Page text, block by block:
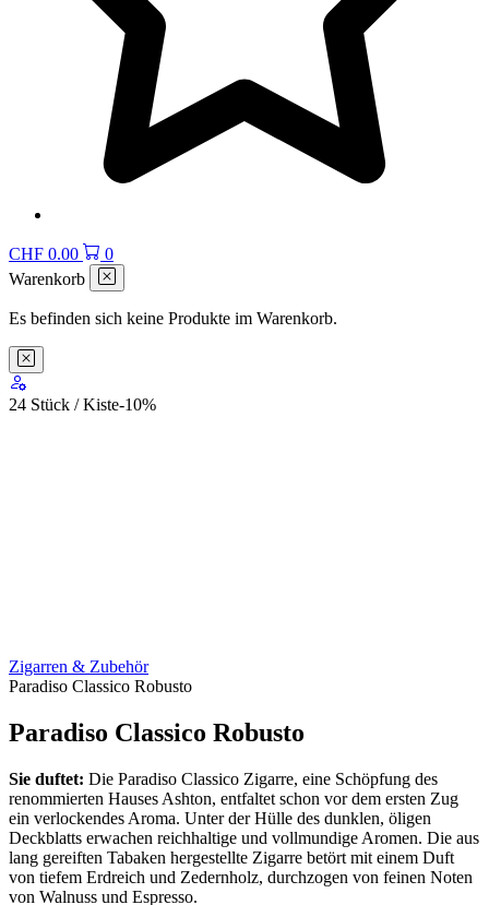
CHF 0.00
0
Warenkorb
Es befinden sich keine Produkte im Warenkorb.
24 Stück / Kiste-10%
Zigarren & Zubehör
Paradiso Classico Robusto
Paradiso Classico Robusto
Sie duftet: Die Paradiso Classico Zigarre, eine Schöpfung des
renommierten Hauses Ashton, entfaltet schon vor dem ersten Zug
ein verlockendes Aroma. Unter der Hülle des dunklen, öligen
Deckblatts erwachen reichhaltige und vollmundige Aromen. Die aus
lang gereiften Tabaken hergestellte Zigarre betört mit einem Duft
von tiefem Erdreich und Zedernholz, durchzogen von feinen Noten
von Walnuss und Espresso.